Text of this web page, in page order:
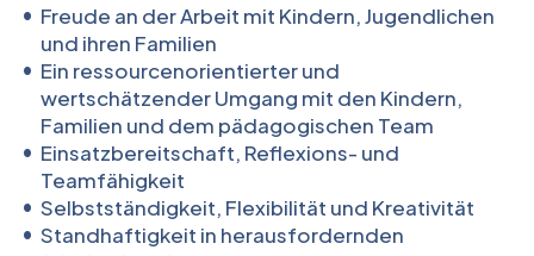
Freude an der Arbeit mit Kindern, Jugendlichen
und ihren Familien
Ein ressourcenorientierter und
wertschätzender Umgang mit den Kindern,
Familien und dem pädagogischen Team
Einsatzbereitschaft, Reflexions- und
Teamfähigkeit
Selbstständigkeit, Flexibilität und Kreativität
Standhaftigkeit in herausfordernden